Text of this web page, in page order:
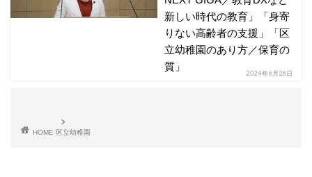
新しい時代の教育」「身寄
りない高齢者の支援」「区
立幼稚園のあり方／保育の
質」
2024年6月26日
HOME 区立幼稚園